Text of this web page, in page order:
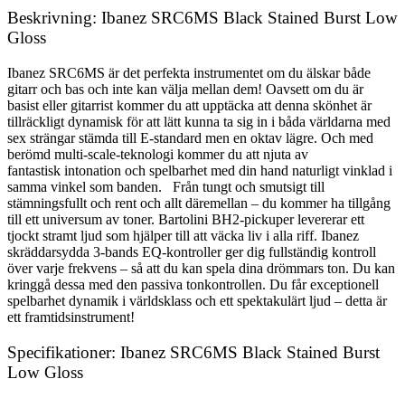
Beskrivning: Ibanez SRC6MS Black Stained Burst Low
Gloss
Ibanez SRC6MS är det perfekta instrumentet om du älskar både
gitarr och bas och inte kan välja mellan dem! Oavsett om du är
basist eller gitarrist kommer du att upptäcka att denna skönhet är
tillräckligt dynamisk för att lätt kunna ta sig in i båda världarna med
sex strängar stämda till E-standard men en oktav lägre. Och med
berömd multi-scale-teknologi kommer du att njuta av
fantastisk intonation och spelbarhet med din hand naturligt vinklad i
samma vinkel som banden. Från tungt och smutsigt till
stämningsfullt och rent och allt däremellan – du kommer ha tillgång
till ett universum av toner. Bartolini BH2-pickuper levererar ett
tjockt stramt ljud som hjälper till att väcka liv i alla riff. Ibanez
skräddarsydda 3-bands EQ-kontroller ger dig fullständig kontroll
över varje frekvens – så att du kan spela dina drömmars ton. Du kan
kringgå dessa med den passiva tonkontrollen. Du får exceptionell
spelbarhet dynamik i världsklass och ett spektakulärt ljud – detta är
ett framtidsinstrument!
Specifikationer: Ibanez SRC6MS Black Stained Burst
Low Gloss